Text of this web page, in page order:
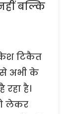
बल्कि
टिकैत
अभी के
है।
लेकर